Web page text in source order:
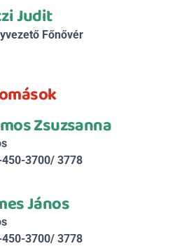
Judit
Főnővér
Zsuzsanna
3700/ 3778
János
3700/ 3778